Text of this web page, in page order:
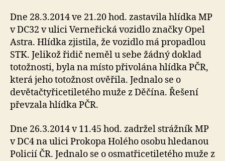
Dne 28.3.2014 ve 21.20 hod. zastavila hlídka MP
v DC32 v ulici Verneřická vozidlo značky Opel
Astra. Hlídka zjistila, že vozidlo má propadlou
STK. Jelikož řidič neměl u sebe žádný doklad
totožnosti, byla na místo přivolána hlídka PČR,
která jeho totožnost ověřila. Jednalo se o
devětačtyřicetiletého muže z Děčína. Řešení
převzala hlídka PČR.
Dne 26.3.2014 v 11.45 hod. zadržel strážník MP
v DC4 na ulici Prokopa Holého osobu hledanou
Policií ČR. Jednalo se o osmatřicetiletého muže z